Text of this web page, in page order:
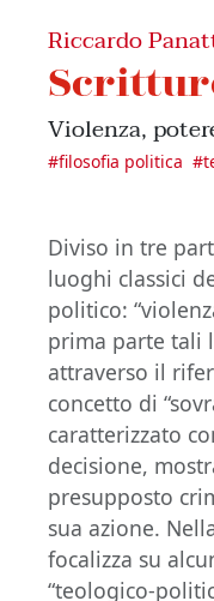
Riccardo
Violenza,
#filosofia politica #
Diviso in tre
luoghi classici
politico:
prima parte tali
attraverso il
concetto di
caratterizzato
decisione,
presupposto
sua azione.
focalizza su
“teologico-